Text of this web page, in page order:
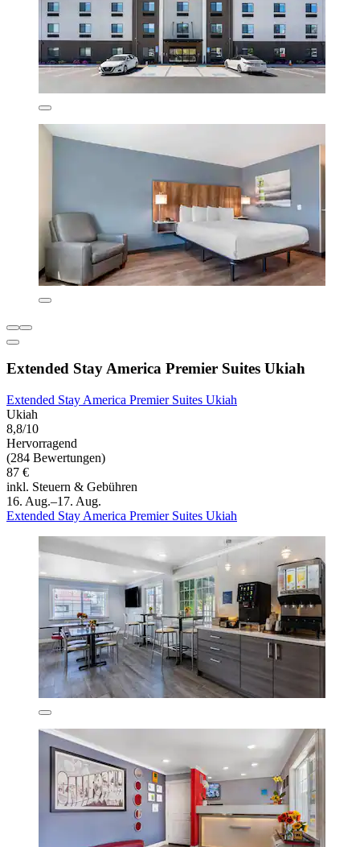
Extended Stay America Premier Suites Ukiah
Extended Stay America Premier Suites Ukiah
Ukiah
8,8/10
Hervorragend
(284 Bewertungen)
87 €
inkl. Steuern & Gebühren
16. Aug.–17. Aug.
Extended Stay America Premier Suites Ukiah